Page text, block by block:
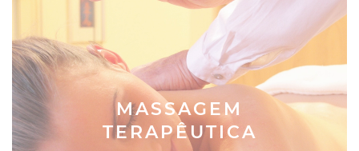
MASSAGEM
TERAPÊUTICA